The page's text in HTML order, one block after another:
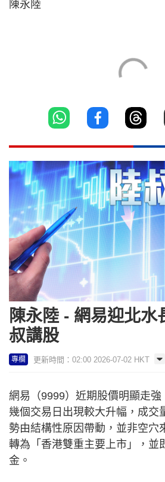
陳永陸
陳永陸 - 網易迎北水
叔講股
專欄 更新時間：02:00 2026-07-02 HKT
網易（9999）近期股價明顯走
幾個交易日出現較大升幅，成交
勢由結構性原因帶動，並非空穴
轉為「香港雙重主要上市」，並
金。